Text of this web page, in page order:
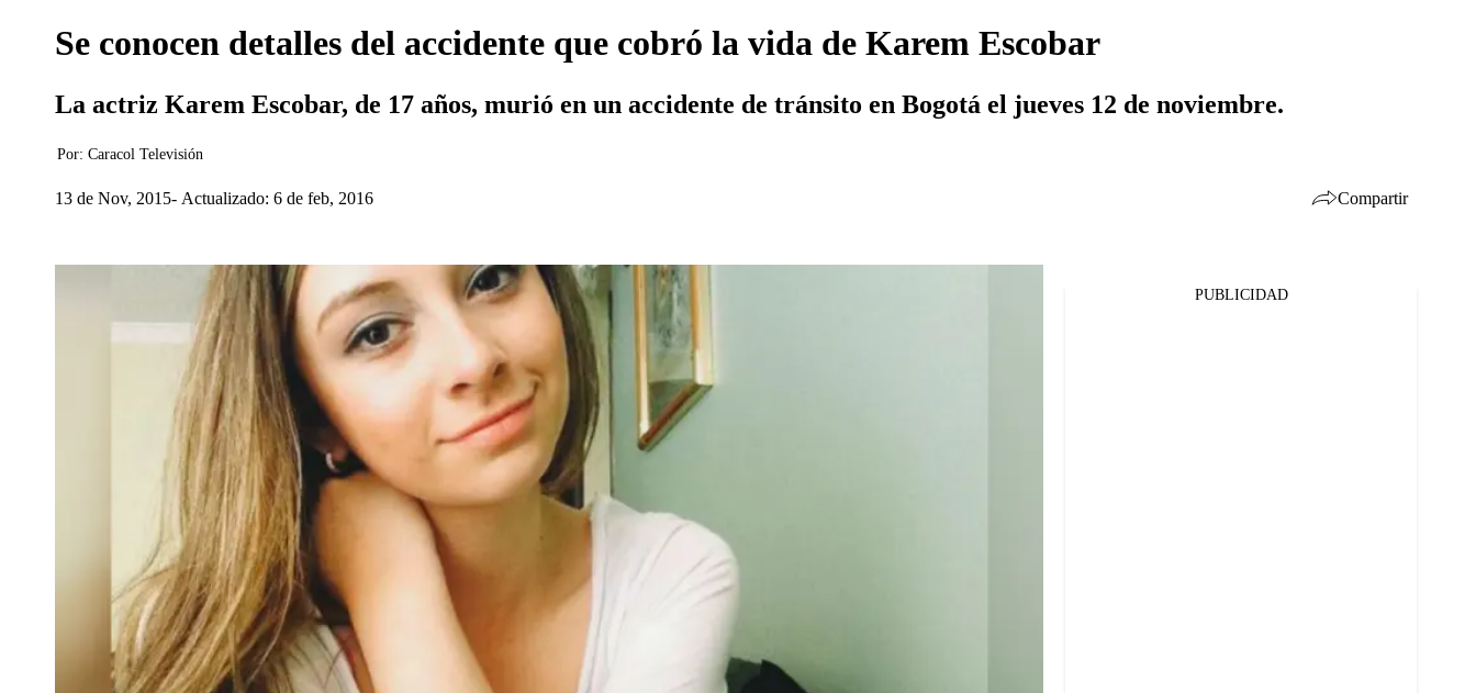
Se conocen detalles del accidente que cobró la vida de Karem Escobar
La actriz Karem Escobar, de 17 años, murió en un accidente de tránsito en Bogotá el jueves 12 de noviembre.
Por: Caracol Televisión
13 de Nov, 2015 Actualizado: 6 de feb, 2016 Compartir
PUBLICIDAD